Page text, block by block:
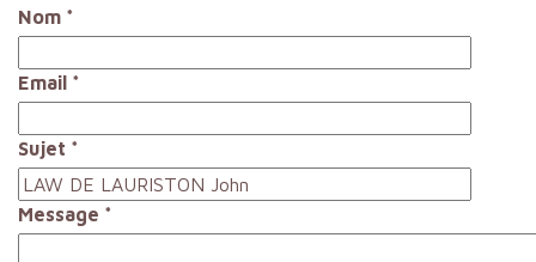
Nom *
Email *
Sujet *
Message *